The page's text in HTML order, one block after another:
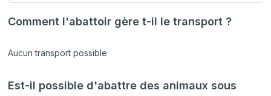
Comment l'abattoir gère t-il le transport ?
Aucun transport possible
Est-il possible d'abattre des animaux sous